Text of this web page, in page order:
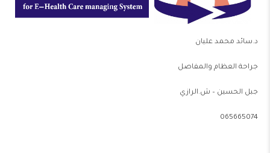
د.سائد محمد عليان
جراحة العظام والمفاصل
جبل الحسين – ش.الرازي
065665074